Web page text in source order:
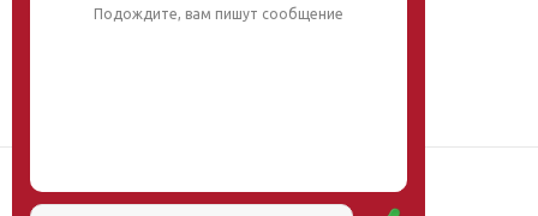
Научная школа
Подождите, вам пишут сообщение